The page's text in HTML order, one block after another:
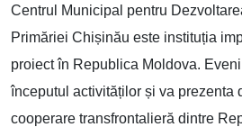
Centrul Municipal pentru
Primăriei Chișinău este instituția
proiect în Republica Moldova.
începutul activităților și va prezenta
cooperare transfrontalieră dintre